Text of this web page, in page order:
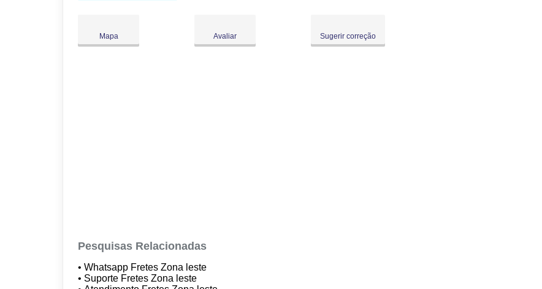
Sex:
Mapa Avaliar Sugerir correção
Pesquisas Relacionadas
• Whatsapp Fretes Zona leste
• Suporte Fretes Zona leste